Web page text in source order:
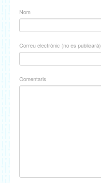
Nom
Correu electrònic (no es publicarà)
Comentaris